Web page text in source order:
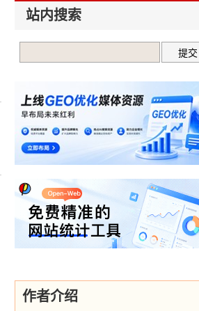
站内搜索
作者介绍